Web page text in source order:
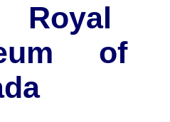
of